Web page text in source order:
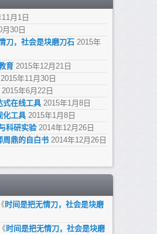
月1日
30日
刀，社会是块磨刀石 2015年
育 2015年12月21日
2015年11月30日
2015年6月22日
式在线工具 2015年1月8日
化工具 2015年1月8日
科研实验 2014年12月26日
周鼎的自白书 2014年12月26日
时间是把无情刀，社会是块磨
时间是把无情刀，社会是块磨